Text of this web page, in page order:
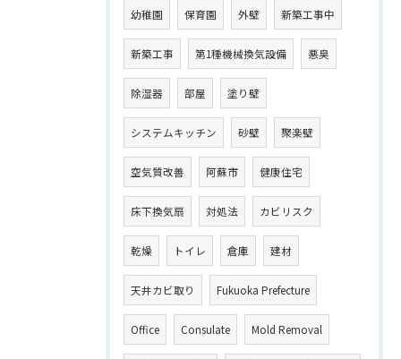
幼稚園 保育園 外壁 新築工事中
新築工事 第1種機械換気設備 悪臭
除湿器 部屋 塗り壁
システムキッチン 砂壁 聚楽壁
空気質改善 阿蘇市 健康住宅
床下換気扇 対処法 カビリスク
乾燥 トイレ 倉庫 建材
天井カビ取り Fukuoka Prefecture
Office Consulate Mold Removal